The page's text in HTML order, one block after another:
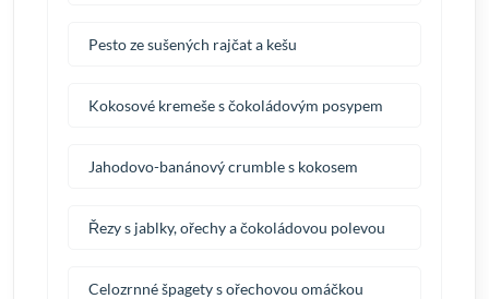
Pesto ze sušených rajčat a kešu
Kokosové kremeše s čokoládovým posypem
Jahodovo-banánový crumble s kokosem
Řezy s jablky, ořechy a čokoládovou polevou
Celozrnné špagety s ořechovou omáčkou